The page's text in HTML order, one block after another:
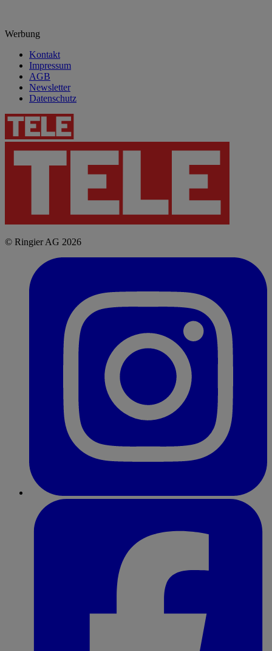
Werbung
Kontakt
Impressum
AGB
Newsletter
Datenschutz
© Ringier AG 2026